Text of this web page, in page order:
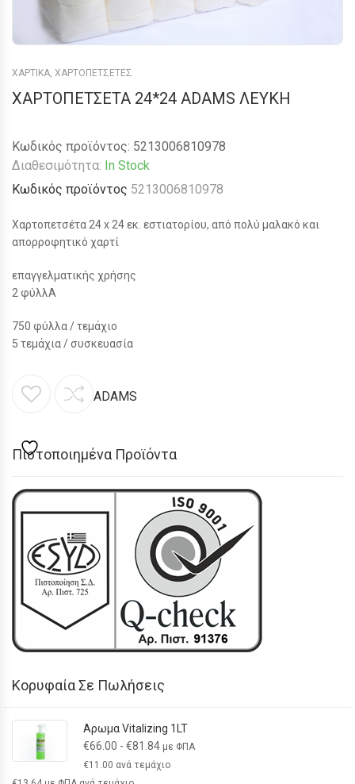
ΧΑΡΤΙΚΑ ΧΑΡΤΟΠΕΤΣΕΤΕΣ
ΧΑΡΤΟΠΕΤΣΕΤΑ 24*24 ADAMS ΛΕΥΚΗ
Κωδικός προϊόντος: 5213006810978
Διαθεσιμότητα: In Stock
Κωδικός προϊόντος 5213006810978
Χαρτοπετσέτα 24 x 24 εκ. εστιατορίου, από πολύ μαλακό και
απορροφητικό χαρτί
επαγγελματικής χρήσης
2 φύλλΑ
750 φύλλα / τεμάχιο
5 τεμάχια / συσκευασία
ADAMS
Πιστοποιημένα Προϊόντα
Κορυφαία Σε Πωλήσεις
Αρωμα Vitalizing 1LT
€66.00 - €81.84 με ΦΠΑ
€11.00 ανά τεμάχιο